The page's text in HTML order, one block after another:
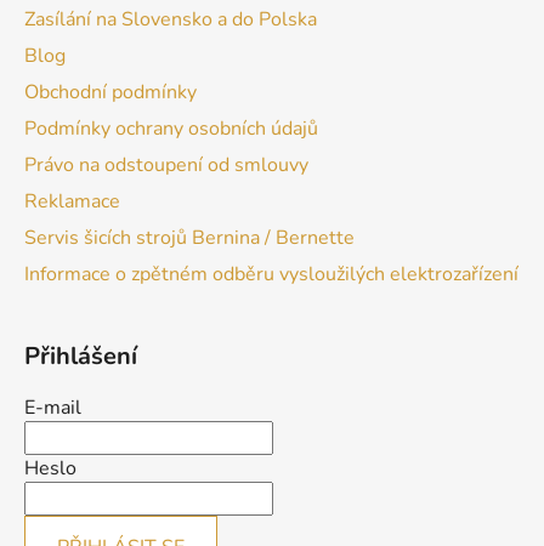
Zasílání na Slovensko a do Polska
Blog
Obchodní podmínky
Podmínky ochrany osobních údajů
Právo na odstoupení od smlouvy
Reklamace
Servis šicích strojů Bernina / Bernette
Informace o zpětném odběru vysloužilých elektrozařízení
Přihlášení
E-mail
Heslo